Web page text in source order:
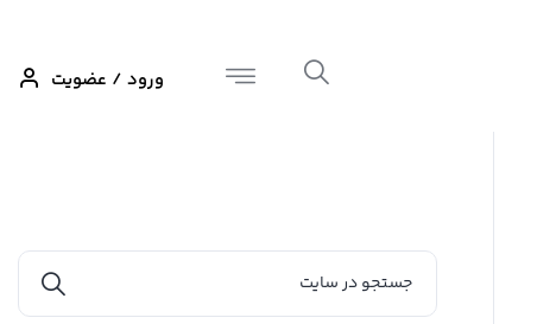
ورود / عضویت